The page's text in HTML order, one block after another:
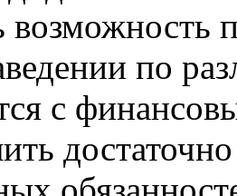
возможность
по
с